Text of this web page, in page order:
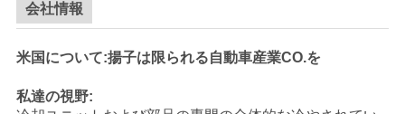
事
会社情報
米国について:揚子は限られる自動車産業CO.を
私達の視野: